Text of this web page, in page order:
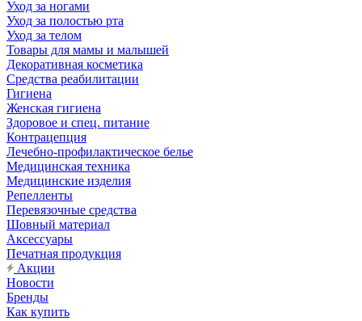
Уход за ногами
Уход за полостью рта
Уход за телом
Товары для мамы и малышей
Декоративная косметика
Средства реабилитации
Гигиена
Женская гигиена
Здоровое и спец. питание
Контрацепция
Лечебно-профилактическое белье
Медицинская техника
Медицинские изделия
Репелленты
Перевязочные средства
Шовный материал
Аксессуары
Печатная продукция
Акции
Новости
Бренды
Как купить